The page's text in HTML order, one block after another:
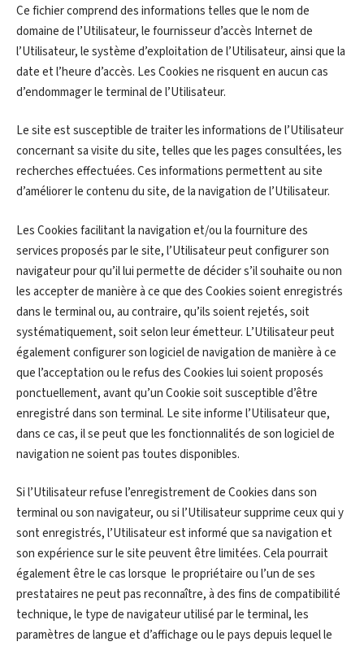
Ce fichier comprend des informations telles que le nom de
domaine de l’Utilisateur, le fournisseur d’accès Internet de
l’Utilisateur, le système d’exploitation de l’Utilisateur, ainsi que la
date et l’heure d’accès. Les Cookies ne risquent en aucun cas
d’endommager le terminal de l’Utilisateur.
Le site est susceptible de traiter les informations de l’Utilisateur
concernant sa visite du site, telles que les pages consultées, les
recherches effectuées. Ces informations permettent au site
d’améliorer le contenu du site, de la navigation de l’Utilisateur.
Les Cookies facilitant la navigation et/ou la fourniture des
services proposés par le site, l’Utilisateur peut configurer son
navigateur pour qu’il lui permette de décider s’il souhaite ou non
les accepter de manière à ce que des Cookies soient enregistrés
dans le terminal ou, au contraire, qu’ils soient rejetés, soit
systématiquement, soit selon leur émetteur. L’Utilisateur peut
également configurer son logiciel de navigation de manière à ce
que l’acceptation ou le refus des Cookies lui soient proposés
ponctuellement, avant qu’un Cookie soit susceptible d’être
enregistré dans son terminal. Le site informe l’Utilisateur que,
dans ce cas, il se peut que les fonctionnalités de son logiciel de
navigation ne soient pas toutes disponibles.
Si l’Utilisateur refuse l’enregistrement de Cookies dans son
terminal ou son navigateur, ou si l’Utilisateur supprime ceux qui y
sont enregistrés, l’Utilisateur est informé que sa navigation et
son expérience sur le site peuvent être limitées. Cela pourrait
également être le cas lorsque le propriétaire ou l’un de ses
prestataires ne peut pas reconnaître, à des fins de compatibilité
technique, le type de navigateur utilisé par le terminal, les
paramètres de langue et d’affichage ou le pays depuis lequel le